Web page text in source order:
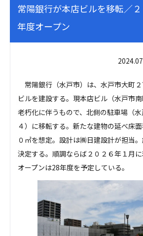
常陽銀行が本店ビルを移転／
年度オープン
常陽銀行（水戸市）は、水戸市大町
ビルを建設する。現本店ビル（水戸市
老朽化に伴うもので、北側の駐車場（
４）に移転する。新たな建物の延べ床
０㎡を想定。設計は㈱日建設計が担当
決定する。順調ならば２０２６年１月
オープンは28年度を予定している。